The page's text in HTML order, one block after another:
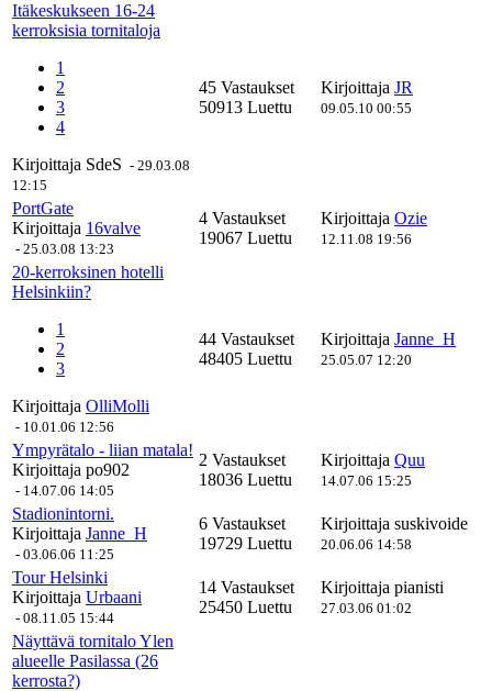
Itäkeskukseen 16-24
kerroksisia tornitaloja
1
2
3
4
Kirjoittaja SdeS - 29.03.08
12:15
45 Vastaukset
50913 Luettu
Kirjoittaja JR
09.05.10 00:55
PortGate
Kirjoittaja 16valve
- 25.03.08 13:23
4 Vastaukset
19067 Luettu
Kirjoittaja Ozie
12.11.08 19:56
20-kerroksinen hotelli
Helsinkiin?
1
2
3
Kirjoittaja OlliMolli
- 10.01.06 12:56
44 Vastaukset
48405 Luettu
Kirjoittaja Janne_H
25.05.07 12:20
Ympyrätalo - liian matala!
Kirjoittaja po902
- 14.07.06 14:05
2 Vastaukset
18036 Luettu
Kirjoittaja Quu
14.07.06 15:25
Stadionintorni.
Kirjoittaja Janne_H
- 03.06.06 11:25
6 Vastaukset
19729 Luettu
Kirjoittaja suskivoide
20.06.06 14:58
Tour Helsinki
Kirjoittaja Urbaani
- 08.11.05 15:44
14 Vastaukset
25450 Luettu
Kirjoittaja pianisti
27.03.06 01:02
Näyttävä tornitalo Ylen
alueelle Pasilassa (26
kerrosta?)